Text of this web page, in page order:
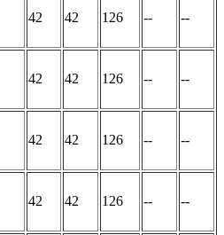
42 42 126 -- --
42 42 126 -- --
42 42 126 -- --
42 42 126 -- --